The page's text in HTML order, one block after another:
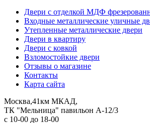
Двери с отделкой МДФ
Входные металлические уличные
Утепленные металлические двери
Двери в квартиру
Двери с ковкой
Взломостойкие двери
Отзывы о магазине
Контакты
Карта сайта
Москва,41км МКАД,
ТК "Мельница" павильон А-12/3
с 10-00 до 18-00